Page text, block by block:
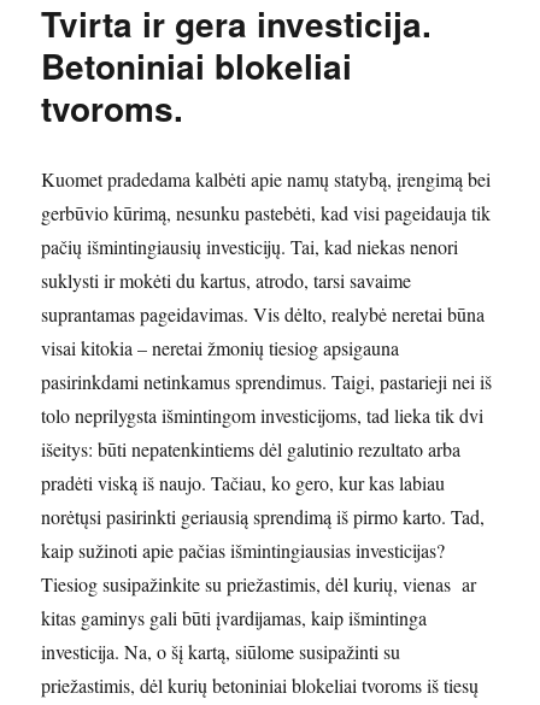
Tvirta ir gera investicija.
Betoniniai blokeliai
tvoroms.
Kuomet pradedama kalbėti apie namų statybą, įrengimą bei
gerbūvio kūrimą, nesunku pastebėti, kad visi pageidauja tik
pačių išmintingiausių investicijų. Tai, kad niekas nenori
suklysti ir mokėti du kartus, atrodo, tarsi savaime
suprantamas pageidavimas. Vis dėlto, realybė neretai būna
visai kitokia – neretai žmonių tiesiog apsigauna
pasirinkdami netinkamus sprendimus. Taigi, pastarieji nei iš
tolo neprilygsta išmintingom investicijoms, tad lieka tik dvi
išeitys: būti nepatenkintiems dėl galutinio rezultato arba
pradėti viską iš naujo. Tačiau, ko gero, kur kas labiau
norėtųsi pasirinkti geriausią sprendimą iš pirmo karto. Tad,
kaip sužinoti apie pačias išmintingiausias investicijas?
Tiesiog susipažinkite su priežastimis, dėl kurių, vienas ar
kitas gaminys gali būti įvardijamas, kaip išmintinga
investicija. Na, o šį kartą, siūlome susipažinti su
priežastimis, dėl kurių betoniniai blokeliai tvoroms iš tiesų